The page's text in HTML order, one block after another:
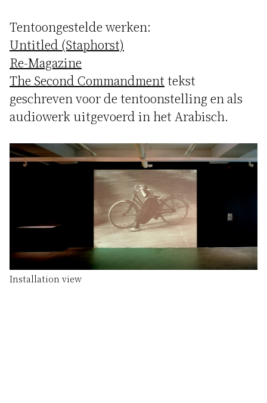
Tentoongestelde werken:
Untitled (Staphorst)
Re-Magazine
The Second Commandment tekst
geschreven voor de tentoonstelling en als
audiowerk uitgevoerd in het Arabisch.
Installation view